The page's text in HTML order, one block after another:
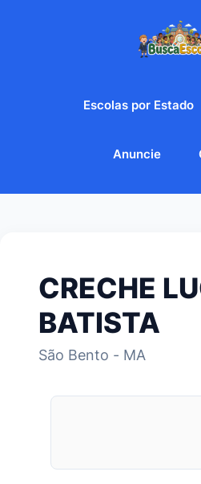
Escolas por Estado
Anuncie
CRECHE
BATISTA
São Bento - MA